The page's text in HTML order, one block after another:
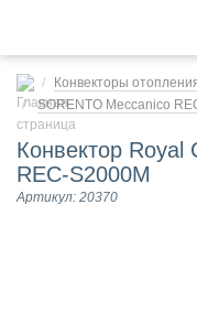
Конвекторы
SORENTO Meccanico
Конвектор Royal
REC-S2000M
Артикул: 20370